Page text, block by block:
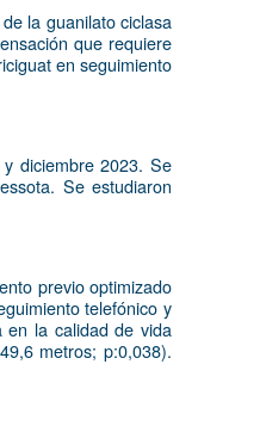
la guanilato ciclasa
que requiere
en seguimiento
diciembre 2023. Se
Se estudiaron
previo optimizado
telefónico y
en la calidad de vida
metros; p:0,038).